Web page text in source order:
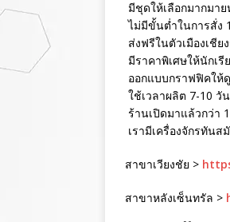
มีชุดให้เลือกมากมา
ไม่มีขั้นต่ำในการสั่ง
ส่งฟรีในตัวเมืองเชีย
มีราคาพิเศษให้นักเ
ออกแบบกราฟฟิคให้
ใช้เวลาผลิต 7-10 วั
ร้านเปิดมาแล้วกว่า
เรามีเครื่องจักรทันส
สาขาเวียงชัย >
สาขาหลังเซ็นทรัล >